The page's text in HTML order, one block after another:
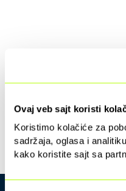
Ovaj veb sajt koristi
Koristimo kolačiće za
sadržaja, oglasa i
kako koristite sajt sa